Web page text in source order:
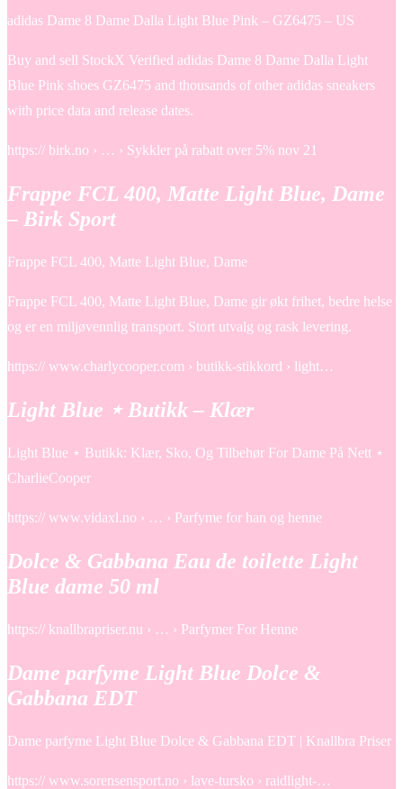
adidas Dame 8 Dame Dalla Light Blue Pink – GZ6475 – US
Buy and sell StockX Verified adidas Dame 8 Dame Dalla Light
Blue Pink shoes GZ6475 and thousands of other adidas sneakers
with price data and release dates.
https:// birk.no › … › Sykkler på rabatt over 5% nov 21
Frappe FCL 400, Matte Light Blue, Dame
– Birk Sport
Frappe FCL 400, Matte Light Blue, Dame
Frappe FCL 400, Matte Light Blue, Dame gir økt frihet, bedre helse
og er en miljøvennlig transport. Stort utvalg og rask levering.
https:// www.charlycooper.com › butikk-stikkord › light…
Light Blue ⋆ Butikk – Klær
Light Blue ⋆ Butikk: Klær, Sko, Og Tilbehør For Dame På Nett ⋆
CharlieCooper
https:// www.vidaxl.no › … › Parfyme for han og henne
Dolce & Gabbana Eau de toilette Light
Blue dame 50 ml
https:// knallbrapriser.nu › … › Parfymer For Henne
Dame parfyme Light Blue Dolce &
Gabbana EDT
Dame parfyme Light Blue Dolce & Gabbana EDT | Knallbra Priser
https:// www.sorensensport.no › lave-tursko › raidlight-…